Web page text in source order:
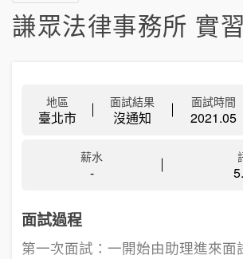
謙眾法律事務所 實
地區
臺北市
面試結果
沒通知
面試時間
2021.05
薪水
-
面試過程
第一次面試：一開始由助理進來面